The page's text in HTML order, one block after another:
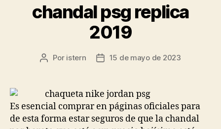
chandal psg replica
2019
Autor
entrada
Por istern
Fecha
entrada
15 de mayo de 2023
Es esencial comprar en páginas oficiales para
de esta forma estar seguros de que la chandal